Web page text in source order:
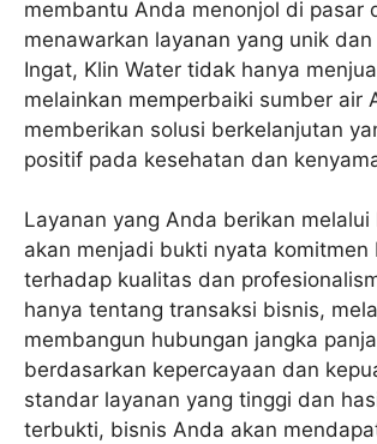
membantu Anda menonjol di pasar
menawarkan layanan yang unik dan
Ingat, Klin Water tidak hanya
melainkan memperbaiki sumber air
memberikan solusi berkelanjutan
positif pada kesehatan dan
Layanan yang Anda berikan melalui
akan menjadi bukti nyata komitmen
terhadap kualitas dan
hanya tentang transaksi bisnis,
membangun hubungan jangka
berdasarkan kepercayaan dan
standar layanan yang tinggi dan
terbukti, bisnis Anda akan